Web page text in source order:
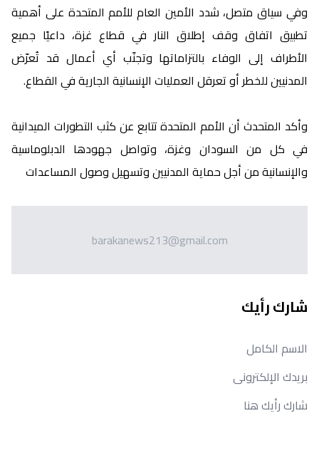
وفي سياق متصل، شدد الأمين العام للأمم المتحدة على أهمية
تطبيق اتفاق وقف إطلاق النار في قطاع غزة، داعيًا جميع
الأطراف إلى الوفاء بالتزاماتها وتجنّب أي أعمال قد تُعرّض
المدنيين للخطر أو تعرقل العمليات الإنسانية الجارية في القطاع.
وأكد المتحدث أن الأمم المتحدة تتابع عن كثب التطورات الميدانية
في كل من السودان وغزة، وتواصل جهودها الدبلوماسية
والإنسانية من أجل حماية المدنيين وتسهيل وصول المساعدات
barakanews213@gmail.com
شارك رأيك